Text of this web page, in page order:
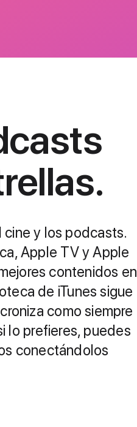
cine y los podcasts.
Apple TV y Apple
contenidos en
de iTunes sigue
como siempre
lo prefieres, puedes
conectándolos